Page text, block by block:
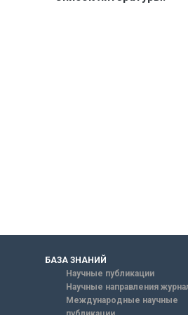
БАЗА ЗНАНИЙ
Научные публикации
Научные направления
Международные научные